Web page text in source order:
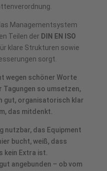
Managementsystem
Teilen der DIN EN ISO
klare Strukturen sowie
sorgt.
wegen schöner Worte
Tagungen so umsetzen,
gut, organisatorisch klar
das mitdenkt.
nutzbar, das Equipment
bucht, weiß, dass
kein Extra ist.
angebunden – ob vom